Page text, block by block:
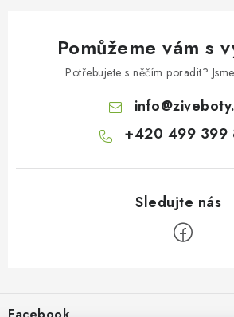
Pomůžeme vám s
Potřebujete s něčím poradit?
info@
+420 499 399